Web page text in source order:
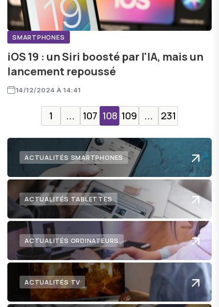
SMARTPHONES
iOS 19 : un Siri boosté par l'IA, mais un
lancement repoussé
14/12/2024 À 14:41
1 ... 107 108 109 ... 231
ACTUALITÉS SMARTPHONES
ACTUALITÉS TABLETTES
ACTUALITÉS ORDINATEURS
ACTUALITÉS TV